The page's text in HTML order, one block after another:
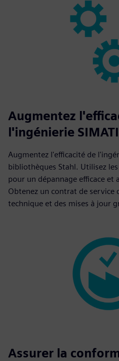
Augmentez
l'ingénierie
Augmentez l'efficacité de
bibliothèques Stahl. Utilisez
pour un dépannage efficace
Obtenez un contrat de service
technique et des mises à jour
Assurer la